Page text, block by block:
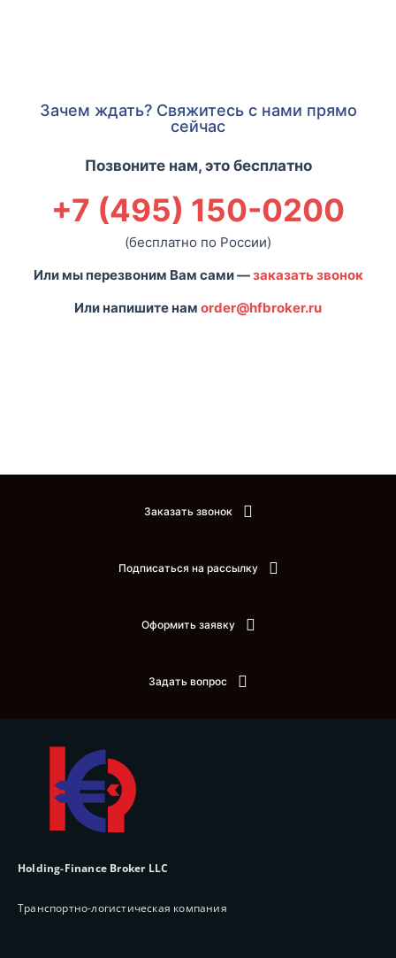
Зачем ждать? Свяжитесь с нами прямо
сейчас
Позвоните нам, это бесплатно
+7 (495) 150-0200
(бесплатно по России)
Или мы перезвоним Вам сами —заказать звонок
Или напишите нам order@hfbroker.ru
Заказать звонок
Подписаться на рассылку
Оформить заявку
Задать вопрос
Holding-Finance Broker LLC
Транспортно-логистическая компания